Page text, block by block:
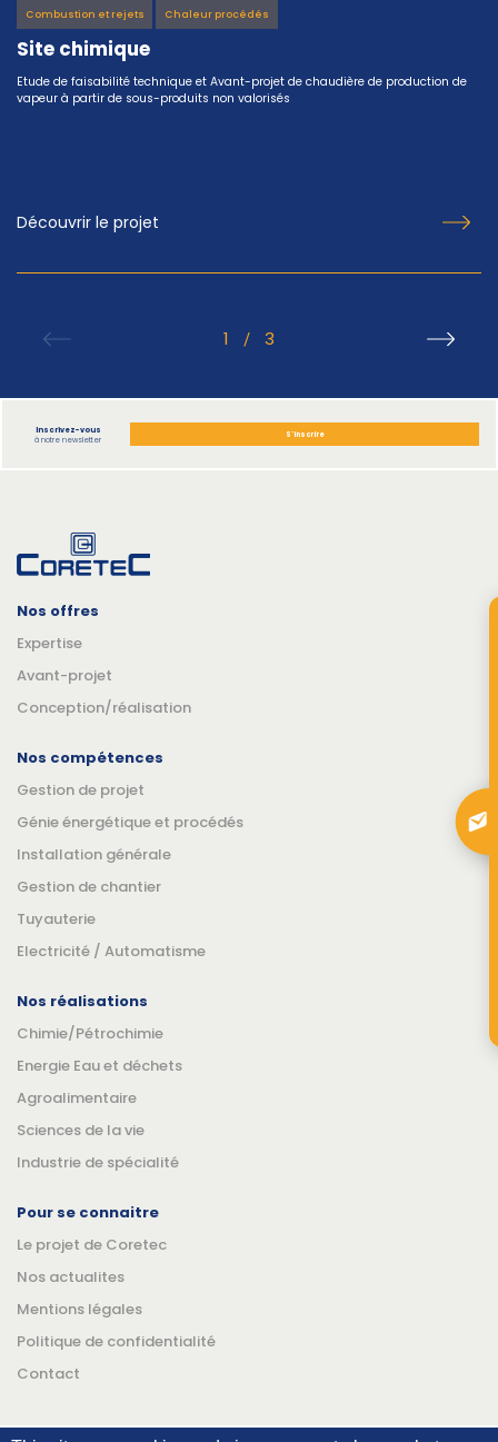
Combustion et rejets Chaleur procédés
Site chimique
Etude de faisabilité technique et Avant-projet de chaudière de production de
vapeur à partir de sous-produits non valorisés
Découvrir le projet
1 / 3
Inscrivez-vous
à notre newsletter
S'inscrire
Nos offres
Expertise
Avant-projet
Conception/réalisation
Nos compétences
Gestion de projet
Génie énergétique et procédés
Installation générale
Gestion de chantier
Tuyauterie
Electricité / Automatisme
Nos réalisations
Chimie/Pétrochimie
Energie Eau et déchets
Agroalimentaire
Sciences de la vie
Industrie de spécialité
Pour se connaitre
Le projet de Coretec
Nos actualites
Mentions légales
Politique de confidentialité
Contact